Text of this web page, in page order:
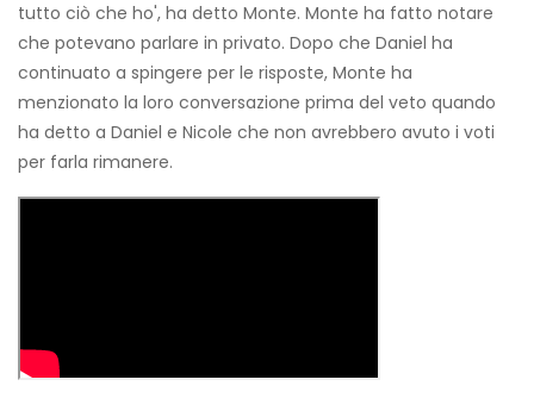
tutto ciò che ho', ha detto Monte. Monte ha fatto notare
che potevano parlare in privato. Dopo che Daniel ha
continuato a spingere per le risposte, Monte ha
menzionato la loro conversazione prima del veto quando
ha detto a Daniel e Nicole che non avrebbero avuto i voti
per farla rimanere.